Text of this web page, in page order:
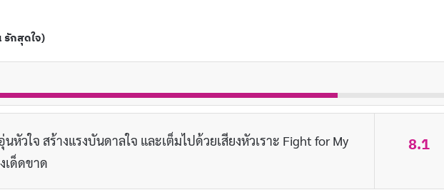
รักสุดใจ)
8.1
วใจ สร้างแรงบันดาลใจ และเต็มไปด้วยเสียงหัวเราะ Fight for My
เด็ดขาด